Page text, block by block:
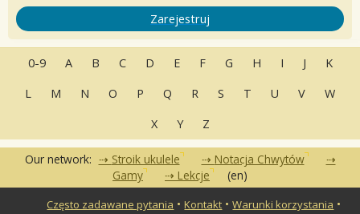
Zarejestruj
0-9 A B C D E F G H I J
K
L
M N O P Q R S T U V
W
X
Y Z
Our network: Stroik ukulele
Notacja Chwytów
Gamy
Lekcje (en)
Często zadawane pytania •Kontakt •Warunki korzystania •